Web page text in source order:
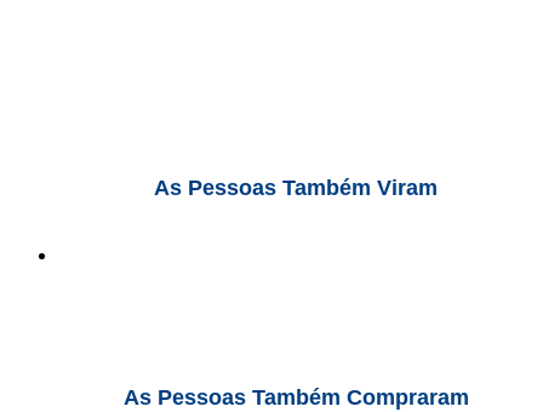
As Pessoas Também Viram
As Pessoas Também Compraram